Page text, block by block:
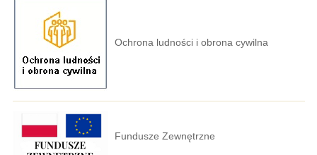
Ochrona ludności i obrona cywilna
Fundusze Zewnętrzne